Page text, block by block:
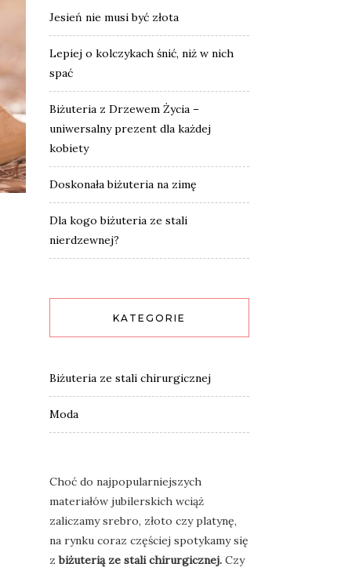
Jesień nie musi być złota
Lepiej o kolczykach śnić, niż w nich
spać
Biżuteria z Drzewem Życia –
uniwersalny prezent dla każdej
kobiety
Doskonała biżuteria na zimę
Dla kogo biżuteria ze stali
nierdzewnej?
KATEGORIE
Biżuteria ze stali chirurgicznej
Moda
Choć do najpopularniejszych
materiałów jubilerskich wciąż
zaliczamy srebro, złoto czy platynę,
na rynku coraz częściej spotykamy się
zbiżuterią ze stali chirurgicznej. Czy